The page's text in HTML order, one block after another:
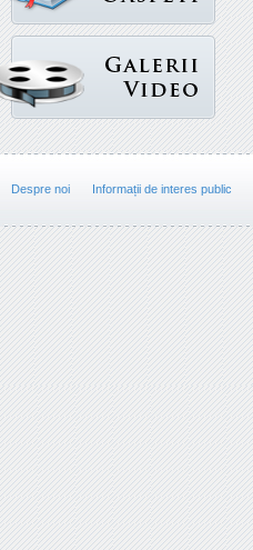
Despre noi Informații de interes public